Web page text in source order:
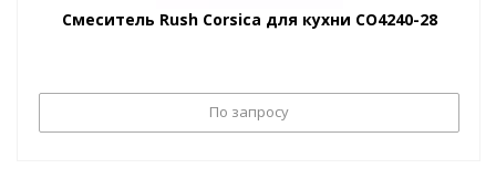
Смеситель Rush Corsica для кухни CO4240-28
По запросу